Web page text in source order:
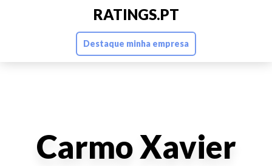
RATINGS.PT
Destaque minha empresa
Carmo Xavier